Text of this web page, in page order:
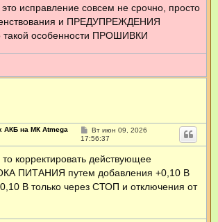
и
е
это исправление совсем не срочно, просто
и ПРЕДУПРЕЖДЕНИЯ
такой особенности ПРОШИВКИ
АКБ на МК Atmega
С
о
о
щ
е
и
Вт июн 09, 2026
17:56:37
то корректировать действующее
ПИТАНИЯ путем добавления +0,10 В
В только через СТОП и отключения от